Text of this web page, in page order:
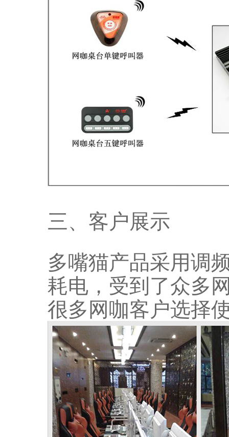
三、客户展示
多嘴猫产品采用调
耗电，受到了众多
很多网咖客户选择